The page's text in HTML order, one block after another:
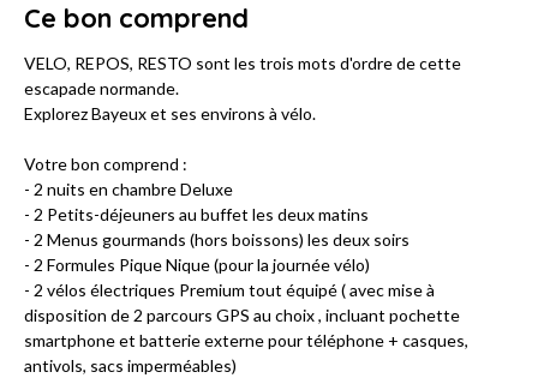
Ce bon comprend
VELO, REPOS, RESTO sont les trois mots d'ordre de cette
escapade normande.
Explorez Bayeux et ses environs à vélo.
Votre bon comprend :
- 2 nuits en chambre Deluxe
- 2 Petits-déjeuners au buffet les deux matins
- 2 Menus gourmands (hors boissons) les deux soirs
- 2 Formules Pique Nique (pour la journée vélo)
- 2 vélos électriques Premium tout équipé ( avec mise à
disposition de 2 parcours GPS au choix , incluant pochette
smartphone et batterie externe pour téléphone + casques,
antivols, sacs imperméables)